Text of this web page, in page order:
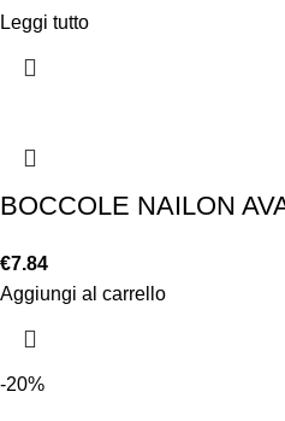
Leggi tutto
BOCCOLE NAILON
€7.84
Aggiungi al carrello
-20%